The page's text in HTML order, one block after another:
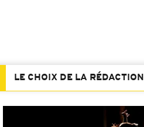
LE CHOIX DE LA RÉDACTION